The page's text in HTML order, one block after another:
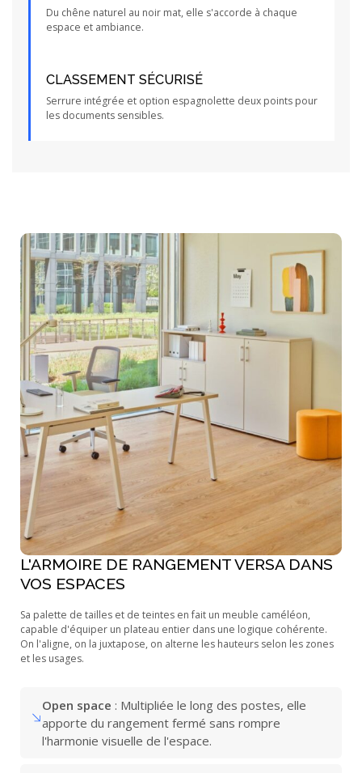
Du chêne naturel au noir mat, elle s'accorde à chaque
espace et ambiance.
CLASSEMENT SÉCURISÉ
Serrure intégrée et option espagnolette deux points pour
les documents sensibles.
L'ARMOIRE DE RANGEMENT VERSA DANS
VOS ESPACES
Sa palette de tailles et de teintes en fait un meuble caméléon,
capable d'équiper un plateau entier dans une logique cohérente.
On l'aligne, on la juxtapose, on alterne les hauteurs selon les zones
et les usages.
Open space : Multipliée le long des postes, elle
apporte du rangement fermé sans rompre
l'harmonie visuelle de l'espace.